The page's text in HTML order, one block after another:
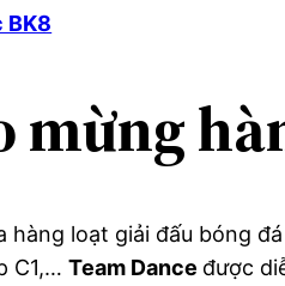
BK8
mừng
hàng loạt giải đấu bóng
C1,…Team Dance được